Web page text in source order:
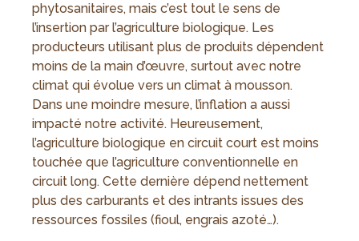
phytosanitaires, mais c’est tout le sens de
l’insertion par l’agriculture biologique. Les
producteurs utilisant plus de produits dépendent
moins de la main d’œuvre, surtout avec notre
climat qui évolue vers un climat à mousson.
Dans une moindre mesure, l’inflation a aussi
impacté notre activité. Heureusement,
l’agriculture biologique en circuit court est moins
touchée que l’agriculture conventionnelle en
circuit long. Cette dernière dépend nettement
plus des carburants et des intrants issues des
ressources fossiles (fioul, engrais azoté…).